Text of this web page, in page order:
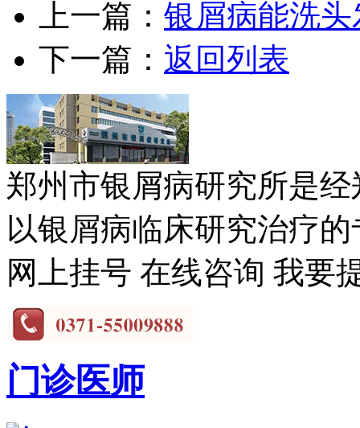
上一篇： 银屑病能洗
下一篇： 返回列表
郑州市银屑病研究所是
以银屑病临床研究治疗
网上挂号 在线咨询 我要
门诊医师